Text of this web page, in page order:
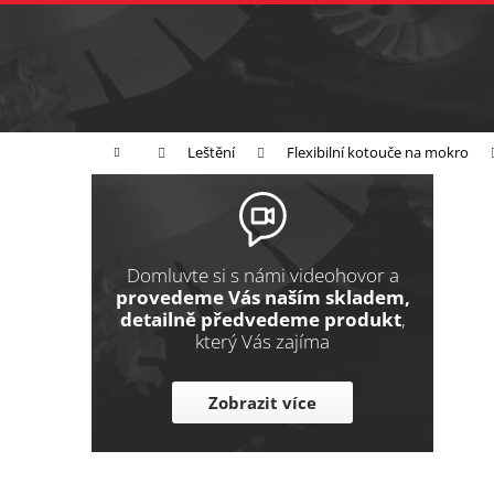
Přejít
Domů Leštění Flexibilní kotouče na mokro
P
p
Domluvte si s námi videohovor a
provedeme Vás naším skladem,
detailně předvedeme produkt,
který Vás zajíma
Zobrazit více
K
k